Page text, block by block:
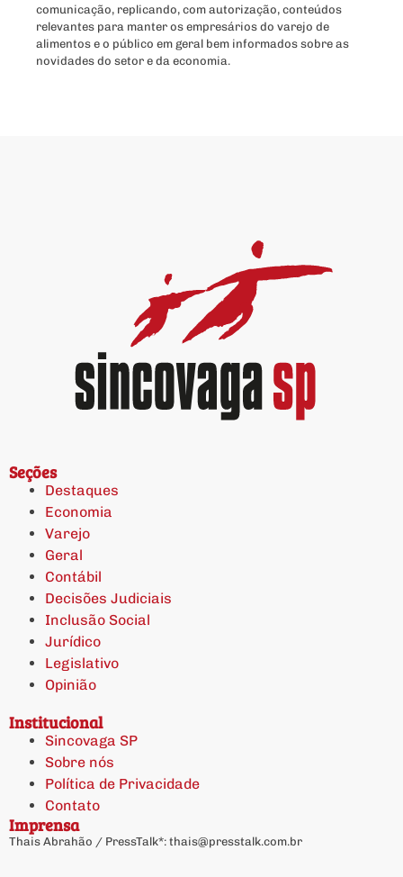
comunicação, replicando, com autorização, conteúdos
relevantes para manter os empresários do varejo de
alimentos e o público em geral bem informados sobre as
novidades do setor e da economia.
Seções
Destaques
Economia
Varejo
Geral
Contábil
Decisões Judiciais
Inclusão Social
Jurídico
Legislativo
Opinião
Institucional
Sincovaga SP
Sobre nós
Política de Privacidade
Contato
Imprensa
Thais Abrahão / PressTalk*: thais@presstalk.com.br